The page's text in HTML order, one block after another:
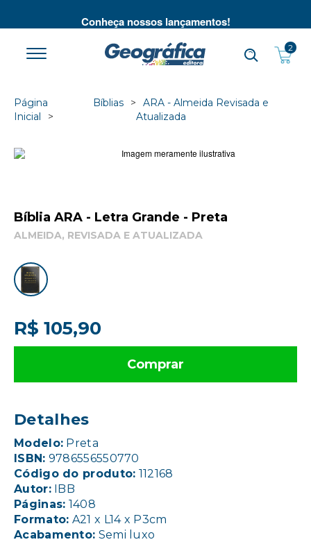
Conheça nossos lançamentos!
2
Página
Inicial
Bíblias
ARA - Almeida Revisada e
Atualizada
Bíblia ARA - Letra Grande - Preta
ALMEIDA, REVISADA E ATUALIZADA
R$ 105,90
Comprar
Detalhes
Modelo: Preta
ISBN: 9786556550770
Código do produto: 112168
Autor:IBB
Páginas: 1408
Formato: A21 x L14 x P3cm
Acabamento: Semi luxo